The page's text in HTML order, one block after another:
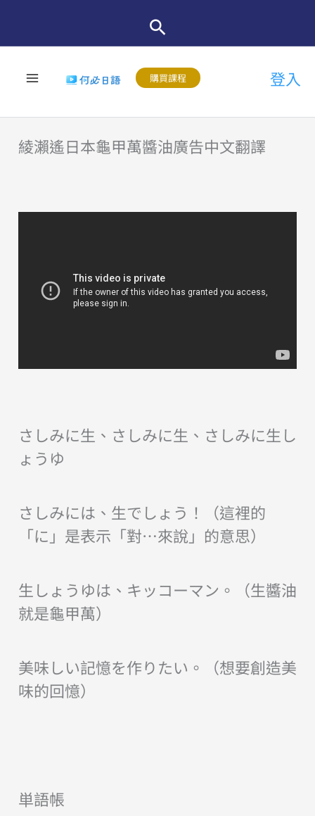
購買課程 登入
綾瀨遙日本龜甲萬醬油廣告中文翻譯
さしみに生、さしみに生、さしみに生し
ょうゆ
さしみには、生でしょう！（這裡的
「に」是表示「對…來說」的意思）
生しょうゆは、キッコーマン。（生醬油
就是龜甲萬）
美味しい記憶を作りたい。（想要創造美
味的回憶）
単語帳